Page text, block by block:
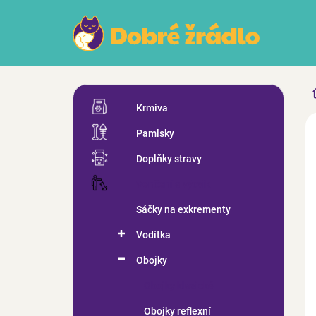
P
Přeskočit
kategorie
Krmiva
Pamlsky
Doplňky stravy
Sáčky na exkrementy
Vodítka
Obojky
Obojky reflexní